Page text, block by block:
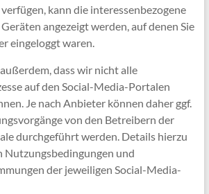
kann die interessenbezogene
angezeigt werden, auf denen Sie
eingeloggt waren.
dass wir nicht alle
auf den Social-Media-Portalen
Je nach Anbieter können daher ggf.
von den Betreibern der
durchgeführt werden. Details hierzu
Nutzungsbedingungen und
der jeweiligen Social-Media-